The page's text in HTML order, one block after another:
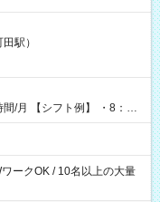
試用期間】試
駅）
8：00
ークOK / 10名以上の大量